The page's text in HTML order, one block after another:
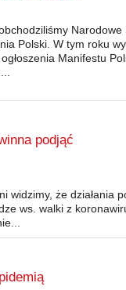
Narodowe
Polski. W tym roku
Manifestu
podjąć
widzimy, że działania
ws. walki z